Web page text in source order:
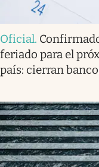
Oficial.
feriado para el
país: cierran